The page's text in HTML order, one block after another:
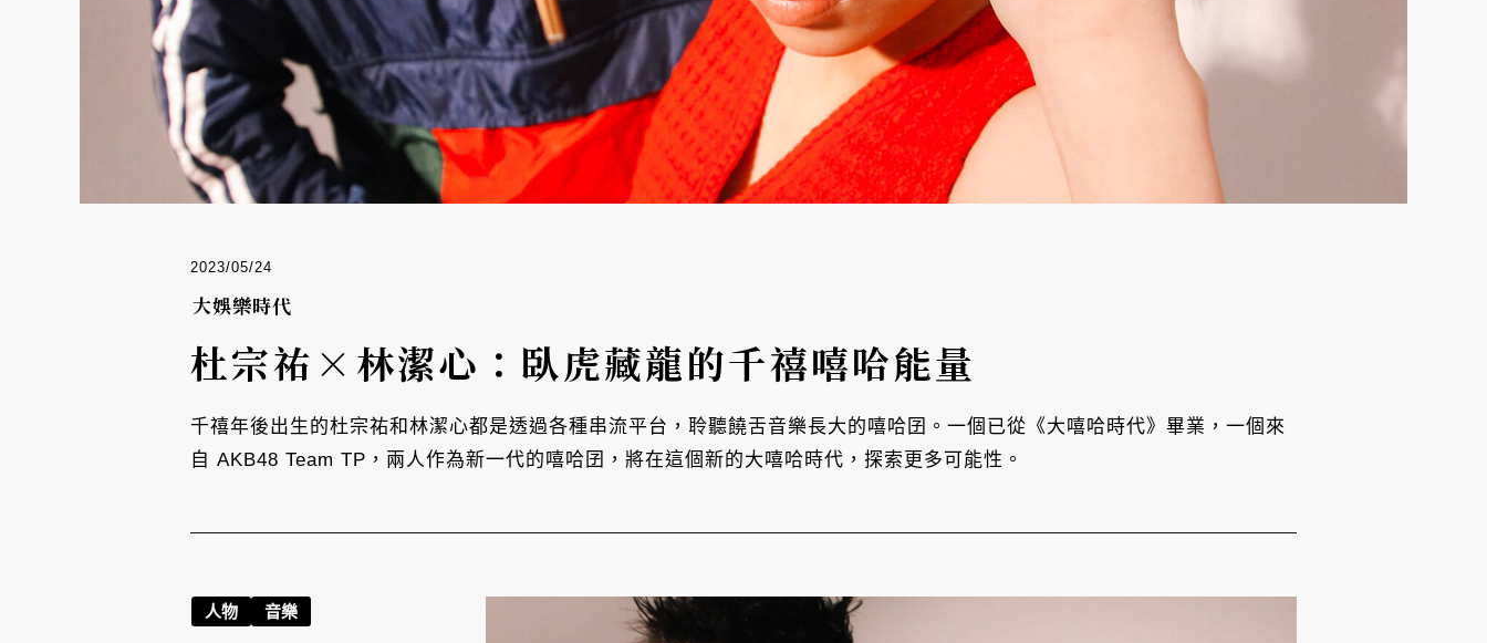
2023/05/24
大娛樂時代
杜宗祐×林潔心：臥虎藏龍的千禧嘻哈能量
千禧年後出生的杜宗祐和林潔心都是透過各種串流平台，聆聽饒舌音樂長大的嘻哈囝。一個已從《大嘻哈時代》畢業，一個來
自 AKB48 Team TP，兩人作為新一代的嘻哈囝，將在這個新的大嘻哈時代，探索更多可能性。
人物 音樂